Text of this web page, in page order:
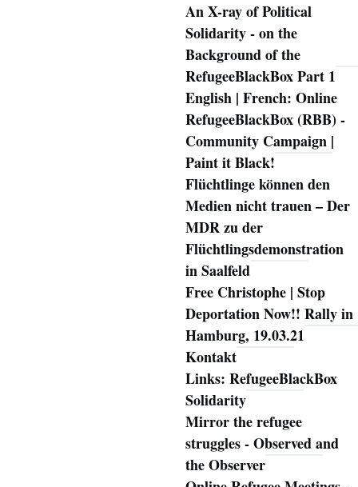
Navigation
An X-ray of Political
Solidarity - on the
Background of the
RefugeeBlackBox Part 1
English | French: Online
RefugeeBlackBox (RBB) -
Community Campaign |
Paint it Black!
Flüchtlinge können den
Medien nicht trauen – Der
MDR zu der
Flüchtlingsdemonstration
in Saalfeld
Free Christophe | Stop
Deportation Now!! Rally in
Hamburg, 19.03.21
Kontakt
Links: RefugeeBlackBox
Solidarity
Mirror the refugee
struggles - Observed and
the Observer